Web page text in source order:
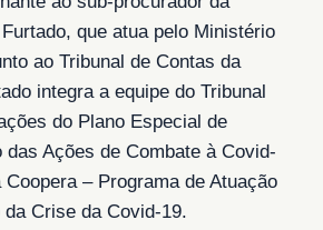
que atua pelo Ministério
ao Tribunal de Contas da
integra a equipe do Tribunal
do Plano Especial de
das Ações de Combate à Covid-
– Programa de Atuação
Crise da Covid-19.